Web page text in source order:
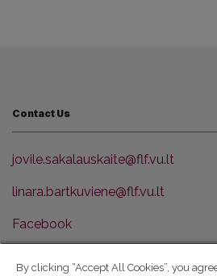
Contact Us
jovile.sakalauskaite@flf.vu.lt
linara.bartkuviene@flf.vu.lt
Facebook
By clicking “Accept All Cookies”, you